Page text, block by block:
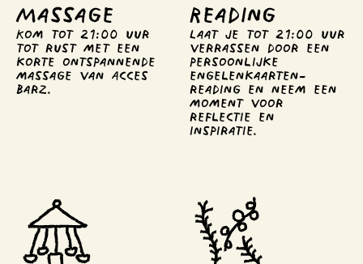
Massage
Kom tot 21:00 uur
tot rust met een
korte ontspannende
massage van Acces
Barz.
Reading
Laat je tot 21:00 uur
verrassen door een
persoonlijke
engelenkaarten-
reading en neem een
moment voor
reflectie en
inspiratie.